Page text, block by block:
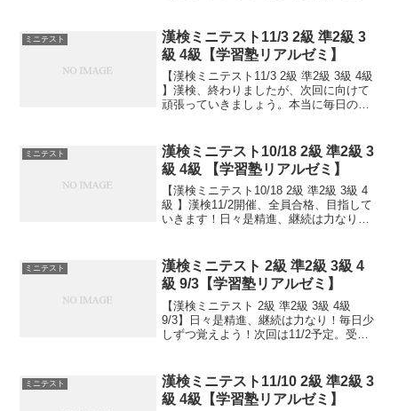
か？受験希望の方、とりあえず連絡お待
ちしてます...
ミニテスト
漢検ミニテスト11/3 2級 準2級 3
級 4級【学習塾リアルゼミ】
【漢検ミニテスト11/3 2級 準2級 3級 4級
】漢検、終わりましたが、次回に向けて
頑張っていきましょう。本当に毎日の積
里の道も一歩から。日々是精進、継続は
力なり！...
ミニテスト
漢検ミニテスト10/18 2級 準2級 3
級 4級 【学習塾リアルゼミ】
【漢検ミニテスト10/18 2級 準2級 3級 4
級 】漢検11/2開催、全員合格、目指して
いきます！日々是精進、継続は力なり！
ミニテスト
漢検ミニテスト 2級 準2級 3級 4
級 9/3【学習塾リアルゼミ】
【漢検ミニテスト 2級 準2級 3級 4級
9/3】日々是精進、継続は力なり！毎日少
しずつ覚えよう！次回は11/2予定。受け
ミニテスト
漢検ミニテスト11/10 2級 準2級 3
級 4級【学習塾リアルゼミ】